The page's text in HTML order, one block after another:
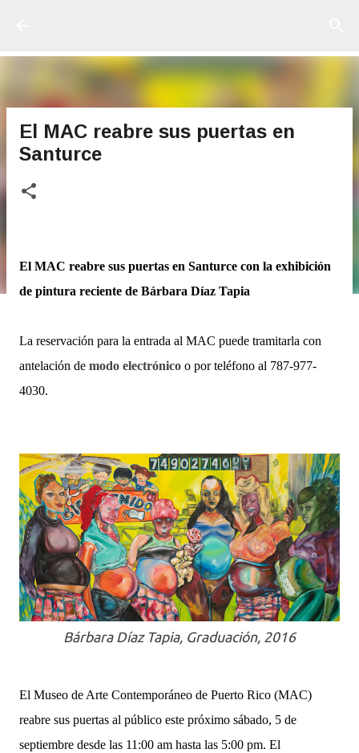
El MAC reabre sus puertas en
Santurce
El MAC reabre sus puertas en Santurce con la exhibición
de pintura reciente de Bárbara Díaz Tapia
La reservación para la entrada al MAC puede tramitarla con
antelación de modo electrónico o por teléfono al 787-977-
4030.
Bárbara Díaz Tapia, Graduación, 2016
El Museo de Arte Contemporáneo de Puerto Rico (MAC)
reabre sus puertas al público este próximo sábado, 5 de
septiembre desde las 11:00 am hasta las 5:00 pm. El